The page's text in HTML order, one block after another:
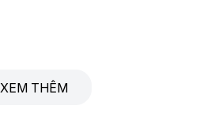
XEM THÊM